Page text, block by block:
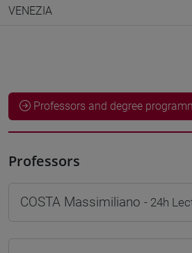
VENEZIA
Professors and degree
Professors
COSTA Massimiliano - 24h